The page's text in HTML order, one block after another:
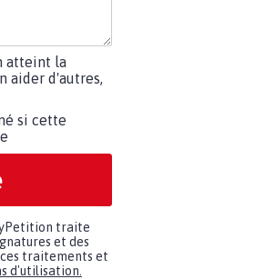
atteint la
aider d'autres,
si cette
traite
et des
ces traitements et
d'utilisation.